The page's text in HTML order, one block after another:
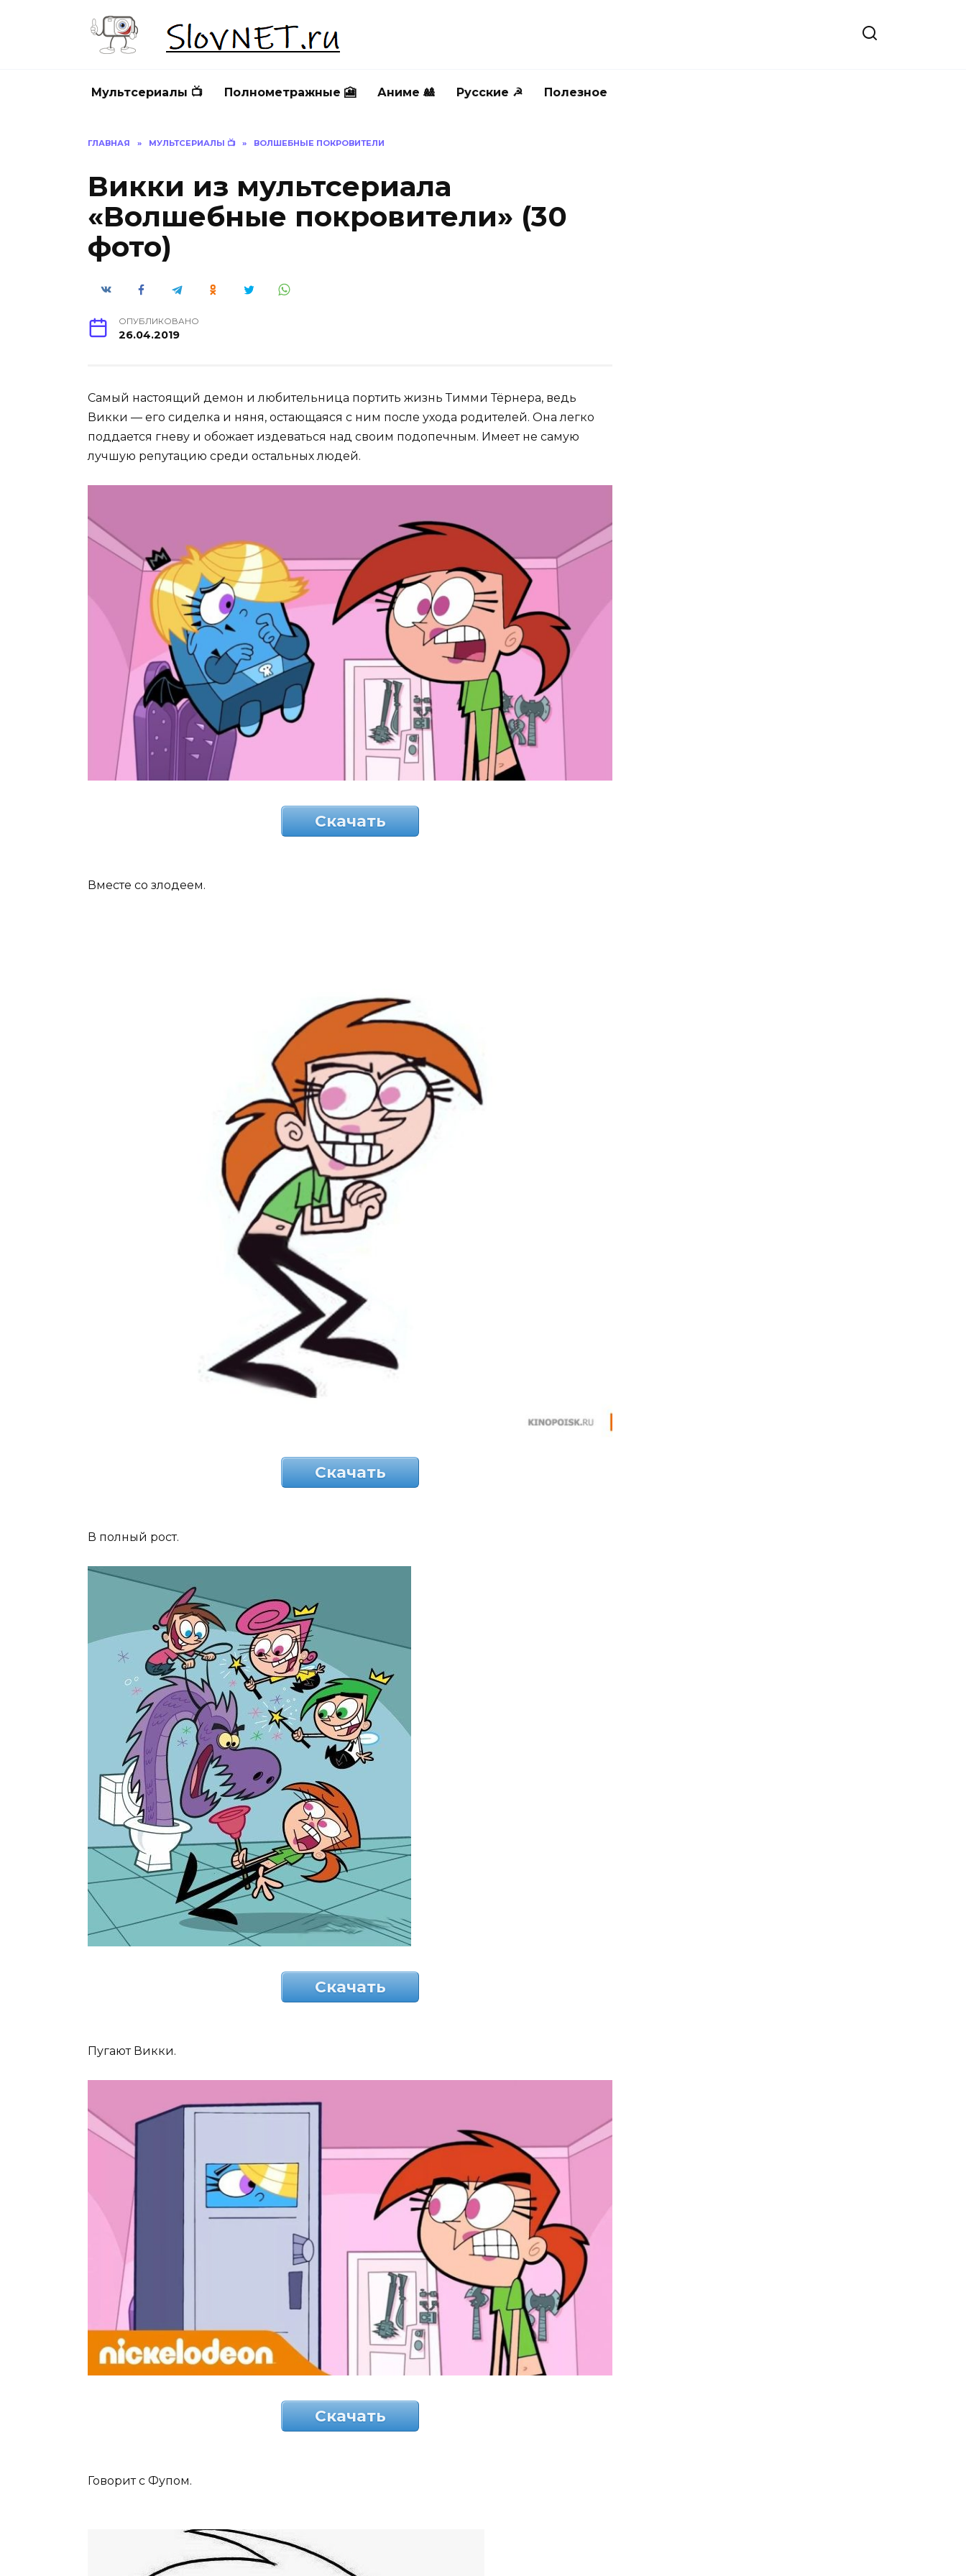
Мультсериалы 📺 Полнометражные 🎦 Аниме 🎎 Русские ☭ Полезное
ГЛАВНАЯ » МУЛЬТСЕРИАЛЫ 📺 » ВОЛШЕБНЫЕ ПОКРОВИТЕЛИ
Викки из мультсериала
«Волшебные покровители» (30
фото)
ОПУБЛИКОВАНО
26.04.2019
Самый настоящий демон и любительница портить жизнь Тимми Тёрнера, ведь
Викки — его сиделка и няня, остающаяся с ним после ухода родителей. Она легко
поддается гневу и обожает издеваться над своим подопечным. Имеет не самую
лучшую репутацию среди остальных людей.
Скачать
Вместе со злодеем.
Скачать
В полный рост.
Скачать
Пугают Викки.
Скачать
Говорит с Фупом.